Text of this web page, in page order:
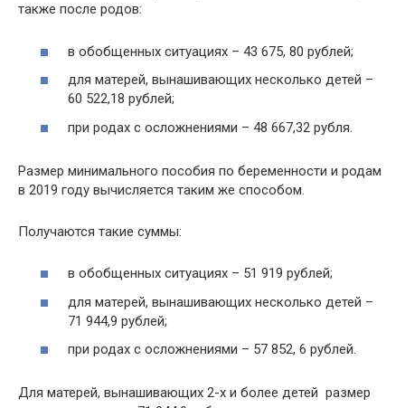
также после родов:
в обобщенных ситуациях – 43 675, 80 рублей;
для матерей, вынашивающих несколько детей –
60 522,18 рублей;
при родах с осложнениями – 48 667,32 рубля.
Размер минимального пособия по беременности и родам
в 2019 году вычисляется таким же способом.
Получаются такие суммы:
в обобщенных ситуациях – 51 919 рублей;
для матерей, вынашивающих несколько детей –
71 944,9 рублей;
при родах с осложнениями – 57 852, 6 рублей.
Для матерей, вынашивающих 2-х и более детей размер